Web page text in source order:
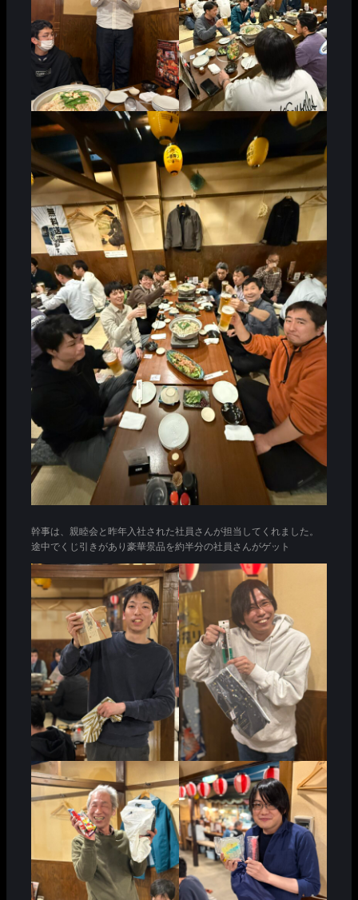
幹事は、親睦会と昨年入社された社員さんが担当してくれました。
途中でくじ引きがあり豪華景品を約半分の社員さんがゲット